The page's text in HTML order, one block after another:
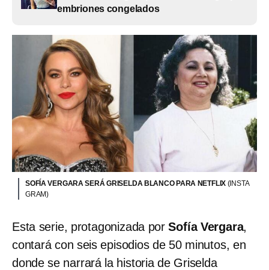
embriones congelados
SOFÍA VERGARA SERÁ GRISELDA BLANCO PARA NETFLIX (INSTA
GRAM)
Esta serie, protagonizada por Sofía Vergara,
contará con seis episodios de 50 minutos, en
donde se narrará la historia de Griselda